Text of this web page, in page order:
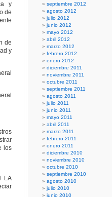
y
de
de
y
los
LA
septiembre 2012
agosto 2012
julio 2012
junio 2012
mayo 2012
abril 2012
marzo 2012
febrero 2012
enero 2012
diciembre 2011
noviembre 2011
octubre 2011
septiembre 2011
agosto 2011
julio 2011
junio 2011
mayo 2011
abril 2011
marzo 2011
febrero 2011
enero 2011
diciembre 2010
noviembre 2010
octubre 2010
septiembre 2010
agosto 2010
julio 2010
junio 2010